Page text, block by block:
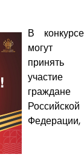
В конкурсе
могут
принять
участие
граждане
Российской
Федерации,